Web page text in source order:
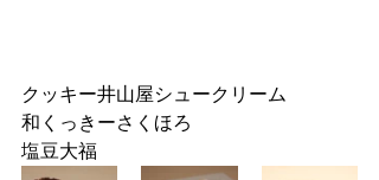
クッキー井山屋シュークリーム
和くっきーさくほろ
塩豆大福